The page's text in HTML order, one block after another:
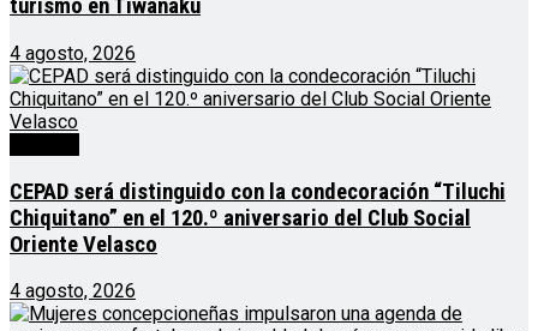
turismo en Tiwanaku
4 agosto, 2026
CEPAD será distinguido con la condecoración “Tiluchi
Chiquitano” en el 120.º aniversario del Club Social
Oriente Velasco
4 agosto, 2026